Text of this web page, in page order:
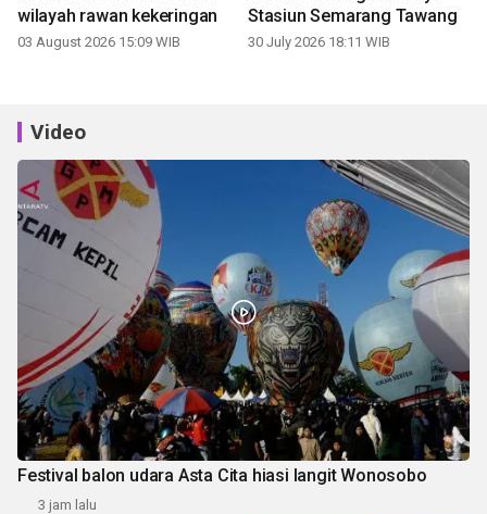
wilayah rawan kekeringan
03 August 2026 15:09 WIB
Stasiun Semarang Tawang
30 July 2026 18:11 WIB
Video
Festival balon udara Asta Cita hiasi langit Wonosobo
3 jam lalu